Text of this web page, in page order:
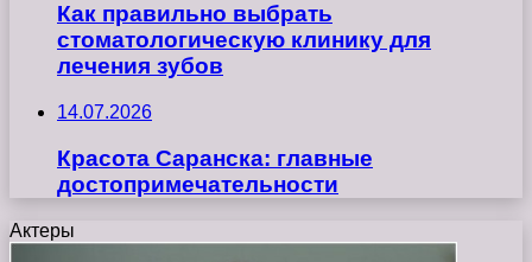
Как правильно выбрать
стоматологическую клинику для
лечения зубов
14.07.2026
Красота Саранска: главные
достопримечательности
Актеры